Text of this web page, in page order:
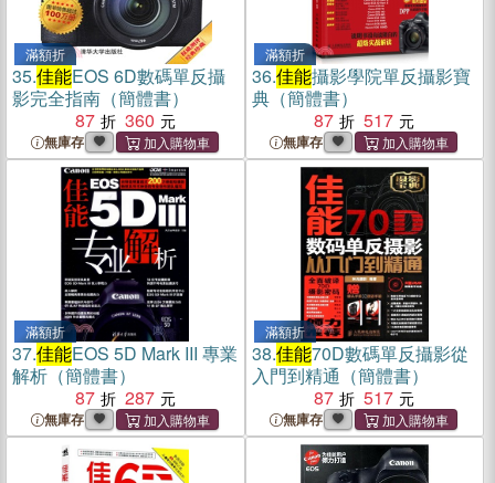
滿額折
35.佳能EOS 6D數碼單反攝
影完全指南（簡體書）
87
360
無庫存
滿額折
36.佳能攝影學院單反攝影寶
典（簡體書）
87
517
無庫存
滿額折
37.佳能EOS 5D Mark III 專業
解析（簡體書）
87
287
無庫存
滿額折
38.佳能70D數碼單反攝影從
入門到精通（簡體書）
87
517
無庫存